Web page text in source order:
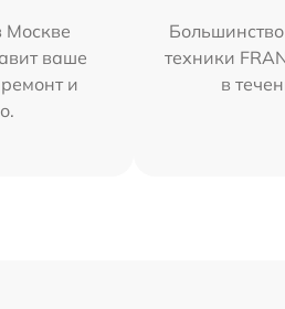
Москве
ваше
и
техники
в